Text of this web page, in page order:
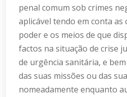
penal comum sob crimes
aplicável tendo em conta as
poder e os meios de que
factos na situação de crise
de urgência sanitária, e
das suas missões ou das
nomeadamente enquanto